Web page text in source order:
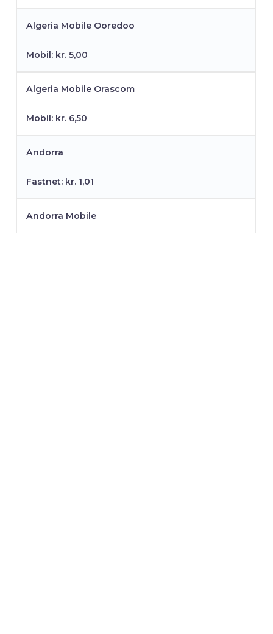
Algeria Mobile Ooredoo
Mobil: kr. 5,00
Algeria Mobile Orascom
Mobil: kr. 6,50
Andorra
Fastnet: kr. 1,01
Andorra Mobile